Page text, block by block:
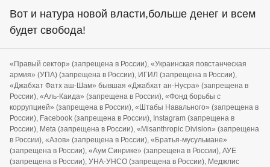
Вот и натура новой власти,больше денег и всем
будет свобода!
«Правый сектор» (запрещена в России), «Украинская повстанческая
армия» (УПА) (запрещена в России), ИГИЛ (запрещена в России),
«Джабхат Фатх аш-Шам» бывшая «Джабхат ан-Нусра» (запрещена в
России), «Аль-Каида» (запрещена в России), «Фонд борьбы с
коррупцией» (запрещена в России), «Штабы Навального» (запрещена в
России), Facebook (запрещена в России), Instagram (запрещена в
России), Meta (запрещена в России), «Misanthropic Division» (запрещена
в России), «Азов» (запрещена в России), «Братья-мусульмане»
(запрещена в России), «Аум Синрике» (запрещена в России), АУЕ
(запрещена в России), УНА-УНСО (запрещена в России), Меджлис